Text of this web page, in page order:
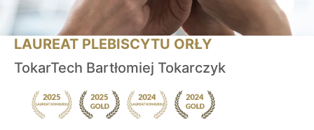
LAUREAT PLEBISCYTU ORŁY
TokarTech Bartłomiej Tokarczyk